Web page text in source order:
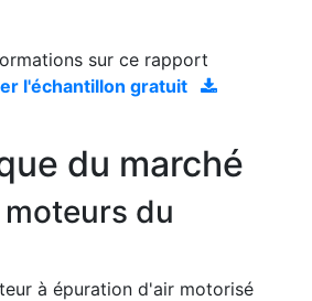
sur ce rapport
l'échantillon gratuit
du marché
du
à épuration d'air motorisé